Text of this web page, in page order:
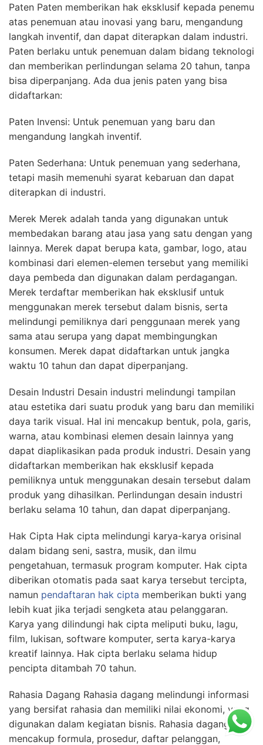
Paten Paten memberikan hak eksklusif kepada penemu
atas penemuan atau inovasi yang baru, mengandung
langkah inventif, dan dapat diterapkan dalam industri.
Paten berlaku untuk penemuan dalam bidang teknologi
dan memberikan perlindungan selama 20 tahun, tanpa
bisa diperpanjang. Ada dua jenis paten yang bisa
didaftarkan:
Paten Invensi: Untuk penemuan yang baru dan
mengandung langkah inventif.
Paten Sederhana: Untuk penemuan yang sederhana,
tetapi masih memenuhi syarat kebaruan dan dapat
diterapkan di industri.
Merek Merek adalah tanda yang digunakan untuk
membedakan barang atau jasa yang satu dengan yang
lainnya. Merek dapat berupa kata, gambar, logo, atau
kombinasi dari elemen-elemen tersebut yang memiliki
daya pembeda dan digunakan dalam perdagangan.
Merek terdaftar memberikan hak eksklusif untuk
menggunakan merek tersebut dalam bisnis, serta
melindungi pemiliknya dari penggunaan merek yang
sama atau serupa yang dapat membingungkan
konsumen. Merek dapat didaftarkan untuk jangka
waktu 10 tahun dan dapat diperpanjang.
Desain Industri Desain industri melindungi tampilan
atau estetika dari suatu produk yang baru dan memiliki
daya tarik visual. Hal ini mencakup bentuk, pola, garis,
warna, atau kombinasi elemen desain lainnya yang
dapat diaplikasikan pada produk industri. Desain yang
didaftarkan memberikan hak eksklusif kepada
pemiliknya untuk menggunakan desain tersebut dalam
produk yang dihasilkan. Perlindungan desain industri
berlaku selama 10 tahun, dan dapat diperpanjang.
Hak Cipta Hak cipta melindungi karya-karya orisinal
dalam bidang seni, sastra, musik, dan ilmu
pengetahuan, termasuk program komputer. Hak cipta
diberikan otomatis pada saat karya tersebut tercipta,
namun pendaftaran hak cipta memberikan bukti yang
lebih kuat jika terjadi sengketa atau pelanggaran.
Karya yang dilindungi hak cipta meliputi buku, lagu,
film, lukisan, software komputer, serta karya-karya
kreatif lainnya. Hak cipta berlaku selama hidup
pencipta ditambah 70 tahun.
Rahasia Dagang Rahasia dagang melindungi informasi
yang bersifat rahasia dan memiliki nilai ekonomi, yang
digunakan dalam kegiatan bisnis. Rahasia dagang bisa
mencakup formula, prosedur, daftar pelanggan,